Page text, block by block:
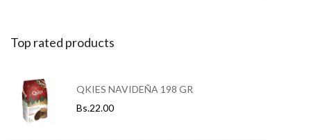
Top rated products
QKIES NAVIDEÑA 198 GR
Bs.22.00